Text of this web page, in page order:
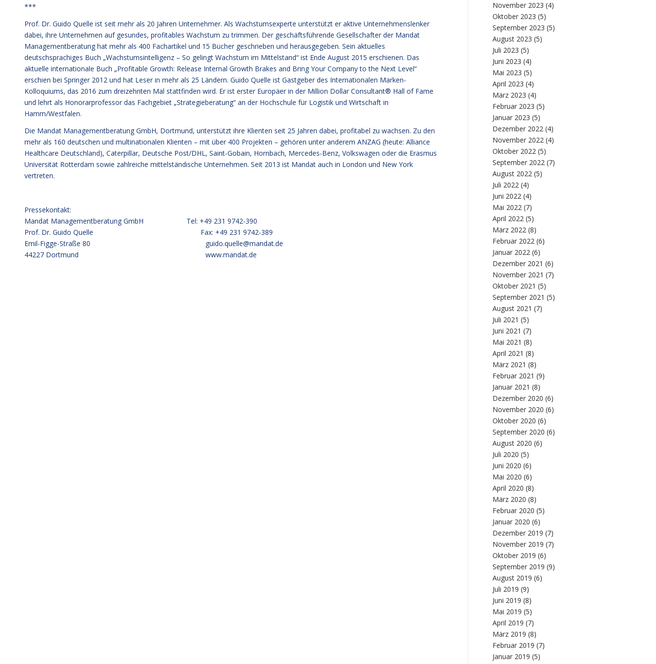
***
Prof. Dr. Guido Quelle ist seit mehr als 20 Jahren Unternehmer. Als Wachstumsexperte unterstützt er aktive Unternehmenslenker
dabei, ihre Unternehmen auf gesundes, profitables Wachstum zu trimmen. Der geschäftsführende Gesellschafter der Mandat
Managementberatung hat mehr als 400 Fachartikel und 15 Bücher geschrieben und herausgegeben. Sein aktuelles
deutschsprachiges Buch „Wachstumsintelligenz – So gelingt Wachstum im Mittelstand“ ist Ende August 2015 erschienen. Das
aktuelle internationale Buch „Profitable Growth: Release Internal Growth Brakes and Bring Your Company to the Next Level“
erschien bei Springer 2012 und hat Leser in mehr als 25 Ländern. Guido Quelle ist Gastgeber des Internationalen Marken-
Kolloquiums, das 2016 zum dreizehnten Mal stattfinden wird. Er ist erster Europäer in der Million Dollar Consultant® Hall of Fame
und lehrt als Honorarprofessor das Fachgebiet „Strategieberatung“ an der Hochschule für Logistik und Wirtschaft in
Hamm/Westfalen.
Die Mandat Managementberatung GmbH, Dortmund, unterstützt ihre Klienten seit 25 Jahren dabei, profitabel zu wachsen. Zu den
mehr als 160 deutschen und multinationalen Klienten – mit über 400 Projekten – gehören unter anderem ANZAG (heute: Alliance
Healthcare Deutschland), Caterpillar, Deutsche Post/DHL, Saint-Gobain, Hornbach, Mercedes-Benz, Volkswagen oder die Erasmus
Universität Rotterdam sowie zahlreiche mittelständische Unternehmen. Seit 2013 ist Mandat auch in London und New York
vertreten.
Pressekontakt:
Mandat Managementberatung GmbH Tel: +49 231 9742-390
Prof. Dr. Guido Quelle Fax: +49 231 9742-389
Emil-Figge-Straße 80 guido.quelle@mandat.de
44227 Dortmund www.mandat.de
November 2023 (4)
Oktober 2023 (5)
September 2023 (5)
August 2023 (5)
Juli 2023 (5)
Juni 2023 (4)
Mai 2023 (5)
April 2023 (4)
März 2023 (4)
Februar 2023 (5)
Januar 2023 (5)
Dezember 2022 (4)
November 2022 (4)
Oktober 2022 (5)
September 2022 (7)
August 2022 (5)
Juli 2022 (4)
Juni 2022 (4)
Mai 2022 (7)
April 2022 (5)
März 2022 (8)
Februar 2022 (6)
Januar 2022 (6)
Dezember 2021 (6)
November 2021 (7)
Oktober 2021 (5)
September 2021 (5)
August 2021 (7)
Juli 2021 (5)
Juni 2021 (7)
Mai 2021 (8)
April 2021 (8)
März 2021 (8)
Februar 2021 (9)
Januar 2021 (8)
Dezember 2020 (6)
November 2020 (6)
Oktober 2020 (6)
September 2020 (6)
August 2020 (6)
Juli 2020 (5)
Juni 2020 (6)
Mai 2020 (6)
April 2020 (8)
März 2020 (8)
Februar 2020 (5)
Januar 2020 (6)
Dezember 2019 (7)
November 2019 (7)
Oktober 2019 (6)
September 2019 (9)
August 2019 (6)
Juli 2019 (9)
Juni 2019 (8)
Mai 2019 (5)
April 2019 (7)
März 2019 (8)
Februar 2019 (7)
Januar 2019 (5)